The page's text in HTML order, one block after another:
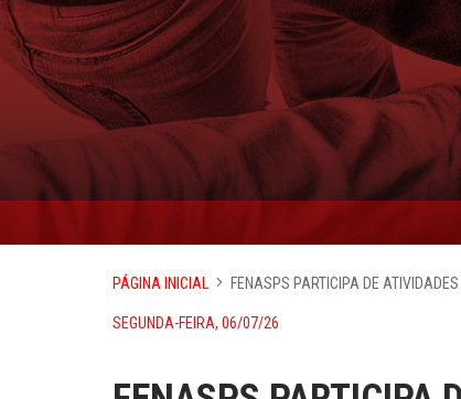
PÁGINA INICIAL FENASPS PARTICIPA DE
SEGUNDA-FEIRA, 06/07/26